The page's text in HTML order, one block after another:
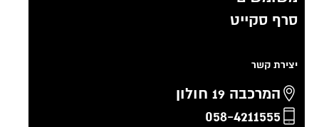
סרף סקייט
יצירת קשר
המרכבה 19 חולון
058-4211555